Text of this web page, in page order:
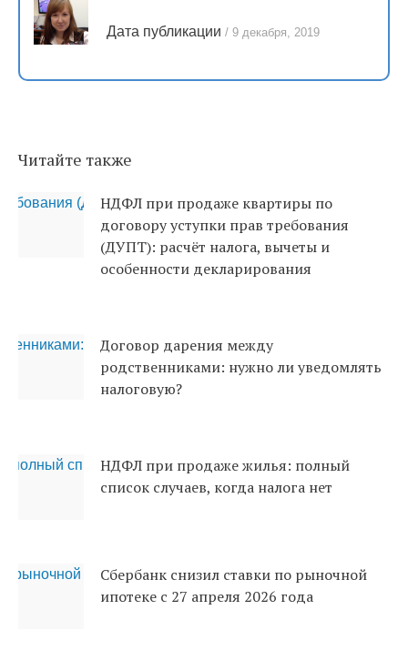
Дата публикации 9 декабря, 2019
Читайте также
НДФЛ при продаже квартиры по
договору уступки прав требования
(ДУПТ): расчёт налога, вычеты и
особенности декларирования
Договор дарения между
родственниками: нужно ли уведомлять
налоговую?
НДФЛ при продаже жилья: полный
список случаев, когда налога нет
Сбербанк снизил ставки по рыночной
ипотеке с 27 апреля 2026 года